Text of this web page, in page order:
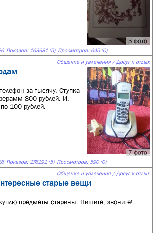
5 фото
Показов: 163981 (5) Просмотров: 645 (0)
Общение и увлечения / Досуг и отдых
7 фото
за тысячу. Ступка
800 рублей. И.
100 рублей.
Показов: 176191 (5) Просмотров: 590 (0)
Общение и увлечения / Досуг и отдых
старые вещи
предметы старины. Пишите, звоните!